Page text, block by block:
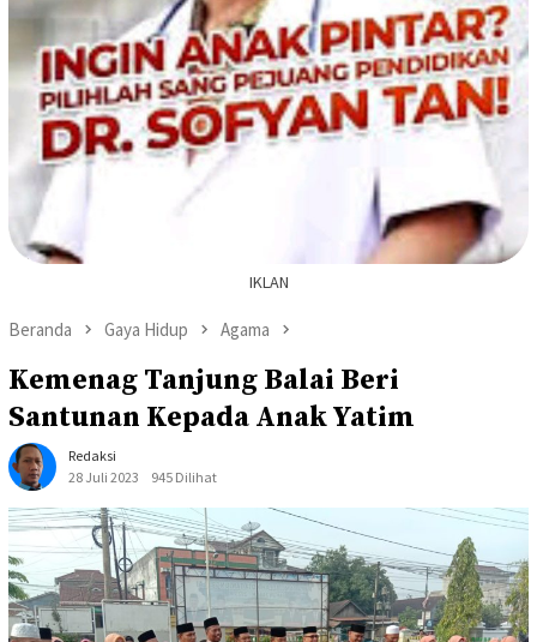
IKLAN
Beranda Gaya Hidup Agama
Kemenag Tanjung Balai Beri
Santunan Kepada Anak Yatim
Redaksi
28 Juli 2023
945 Dilihat